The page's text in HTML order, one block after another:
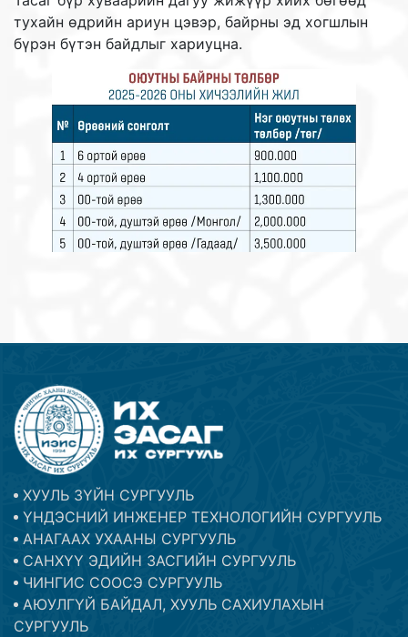
тухайн өдрийн ариун цэвэр, байрны эд хогшлын
бүрэн бүтэн байдлыг хариуцна.
ХУУЛЬ ЗҮЙН СУРГУУЛЬ
ҮНДЭСНИЙ ИНЖЕНЕР ТЕХНОЛОГИЙН СУРГУУЛЬ
АНАГААХ УХААНЫ СУРГУУЛЬ
САНХҮҮ ЭДИЙН ЗАСГИЙН СУРГУУЛЬ
ЧИНГИС СООСЭ СУРГУУЛЬ
АЮУЛГҮЙ БАЙДАЛ, ХУУЛЬ САХИУЛАХЫН
СУРГУУЛЬ